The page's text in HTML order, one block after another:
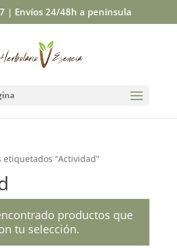
| Envíos 24/48h a península
“Actividad”
productos que
tu selección.